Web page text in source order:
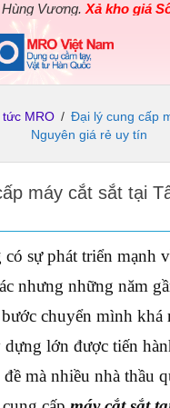
Vương.Xả kho giá Sốc
tức MRO / Đại lý cung cấp
Nguyên giá rẻ uy tín
máy cắt sắt tại
sự phát triển mạnh
nhưng những năm
chuyển mình khá
lớn được tiến
mà nhiều nhà thầu